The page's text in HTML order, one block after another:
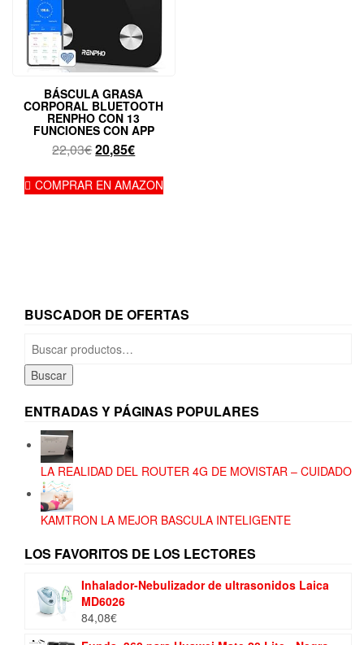
BÁSCULA GRASA
CORPORAL BLUETOOTH
RENPHO CON 13
FUNCIONES CON APP
22,03€El
original
20,85€El
actual
COMPRAR EN AMAZON
BUSCADOR DE OFERTAS
por:
Buscar
ENTRADAS Y PÁGINAS POPULARES
LA REALIDAD DEL ROUTER 4G DE MOVISTAR – CUIDADO
KAMTRON LA MEJOR BASCULA INTELIGENTE
LOS FAVORITOS DE LOS LECTORES
Inhalador-Nebulizador de ultrasonidos Laica
MD6026
84,08€